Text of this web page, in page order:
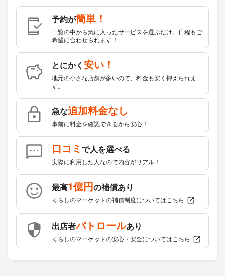
予約が簡単！
一覧の中から気に入ったサービスを選ぶだけ。日程もご
希望に合わせられます！
とにかく 安い！
地元の小さな店舗が多いので、料金も安く抑えられま
す。
急な追加料金なし
事前に料金を確認できるから安心！
口コミで人を選べる
実際に利用した人なので内容がリアル！
最高1億円の補償あり
くらしのマーケットの補償制度については こちら
出店者パトロールあり
くらしのマーケットの安心・安全については こちら